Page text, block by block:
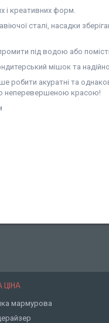
і креативних форм.
сталі, насадки
під водою або
мішок та
акуратні та
неперевершеною красою!
мармурова